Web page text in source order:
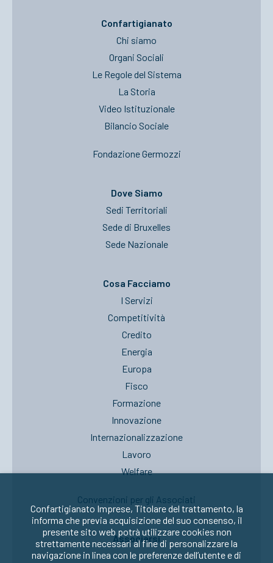
Confartigianato
Chi siamo
Organi Sociali
Le Regole del Sistema
La Storia
Video Istituzionale
Bilancio Sociale
Fondazione Germozzi
Dove Siamo
Sedi Territoriali
Sede di Bruxelles
Sede Nazionale
Cosa Facciamo
I Servizi
Competitività
Credito
Energia
Europa
Fisco
Formazione
Innovazione
Internazionalizzazione
Lavoro
Welfare
Convenzioni per gli Associati
Associarsi
Confartigianato Imprese, Titolare del trattamento, la
informa che previa acquisizione del suo consenso, il
presente sito web potrà utilizzare cookies non
strettamente necessari al fine di personalizzare la
navigazione in linea con le preferenze dell’utente e di